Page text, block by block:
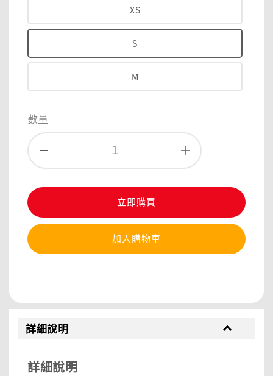
XS
S
M
數量
立即購買
加入購物車
詳細說明
詳細說明